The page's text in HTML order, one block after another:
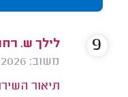
לילך ש.
משוב: 30/07/2026
תיאור
9